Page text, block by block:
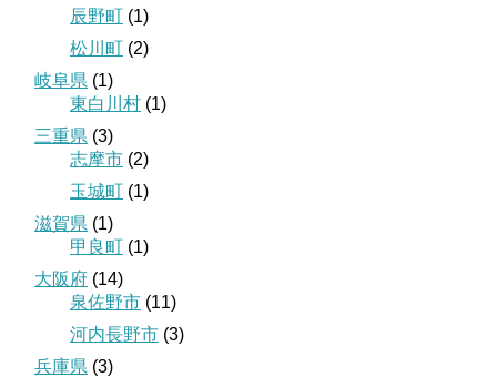
辰野町 (1)
松川町 (2)
岐阜県 (1)
東白川村 (1)
三重県 (3)
志摩市 (2)
玉城町 (1)
滋賀県 (1)
甲良町 (1)
大阪府 (14)
泉佐野市 (11)
河内長野市 (3)
兵庫県 (3)